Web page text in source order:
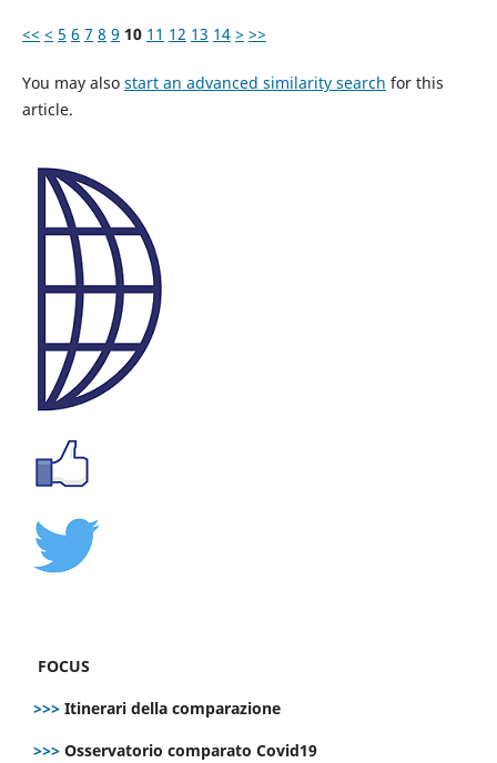
<< < 5 6 7 8 9 10 11 12 13 14 > >>
You may also start an advanced similarity search for this
article.
FOCUS
>>> Itinerari della comparazione
>>> Osservatorio comparato Covid19